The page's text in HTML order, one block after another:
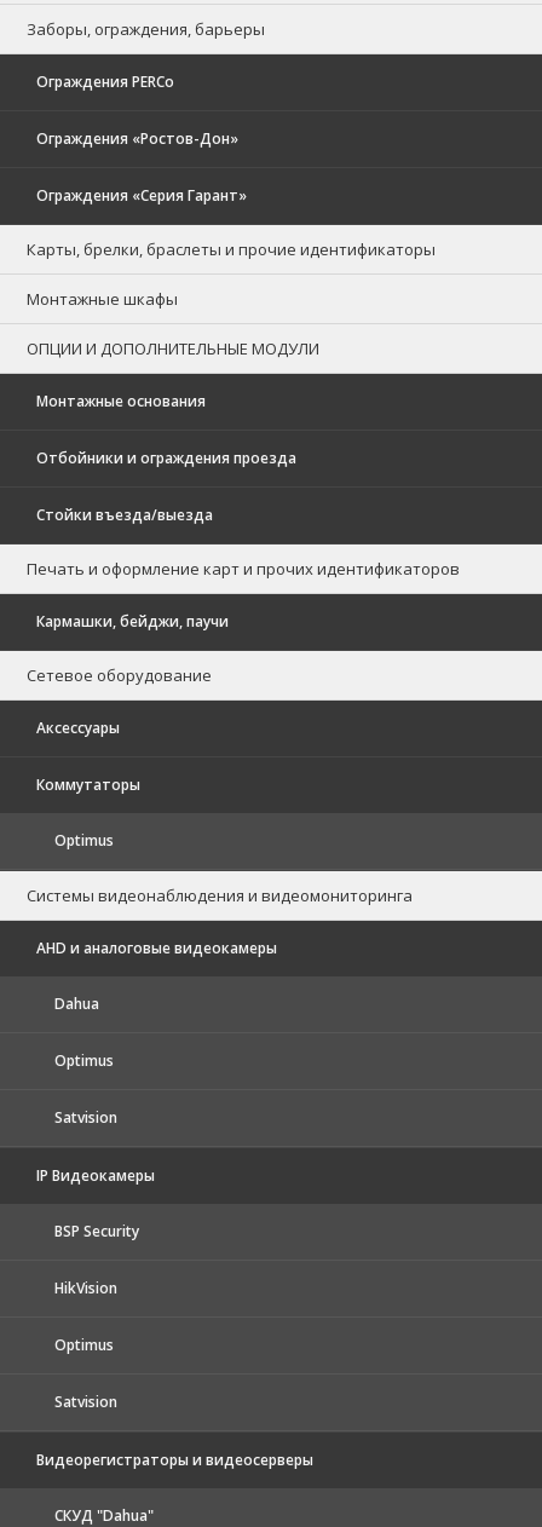
Заборы, ограждения, барьеры
Ограждения PERCo
Ограждения «Ростов-Дон»
Ограждения «Серия Гарант»
Карты, брелки, браслеты и прочие идентификаторы
Монтажные шкафы
ОПЦИИ И ДОПОЛНИТЕЛЬНЫЕ МОДУЛИ
Монтажные основания
Отбойники и ограждения проезда
Стойки въезда/выезда
Печать и оформление карт и прочих идентификаторов
Кармашки, бейджи, паучи
Сетевое оборудование
Аксессуары
Коммутаторы
Optimus
Системы видеонаблюдения и видеомониторинга
AHD и аналоговые видеокамеры
Dahua
Optimus
Satvision
IP Видеокамеры
BSP Security
HikVision
Optimus
Satvision
Видеорегистраторы и видеосерверы
CКУД "Dahua"